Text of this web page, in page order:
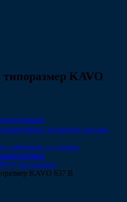
типоразмер KAVO
роторные группы,
турбинных и угловых
типоразмер
KAVO 637 B